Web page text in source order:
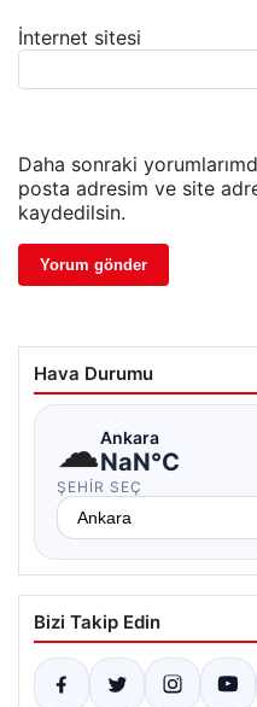
İnternet sitesi
Daha sonraki
posta adresim ve site
kaydedilsin.
Hava Durumu
☁Ankara
NaN°C
ŞEHIR SEÇ
Bizi Takip Edin